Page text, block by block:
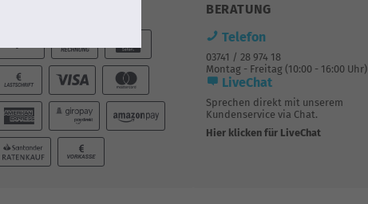
BERATUNG
Telefon
03741 / 28 974 18
Montag - Freitag (10:00 - 16:00 Uhr)
LiveChat
Sprechen direkt mit unserem
Kundenservice via Chat.
Hier klicken für LiveChat